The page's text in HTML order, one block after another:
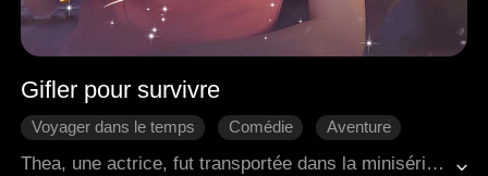
Gifler pour survivre
Voyager dans le temps Comédie
Aventure
Romance moderne
Thea, une actrice, fut transportée dans la minisérie tragique qu'elle avait autrefois interprétée, pour se retrouver à son sombre dénouement, son personnage mort. Alors que d'autres se faisaient choyer dans leurs nouveaux mondes, Thea fut tuée de 99 façons différentes. Furieuse, elle prit les choses en main. La machiavélique fausse héritière reçut une gifle, sa mère biologique ignorante une autre, et l'acteur principal minable une volée furieuse. Mais alors, un bel inconnu doux apparut de nulle part. Thea décida qu'elle l'aurait aussi. Précipitée dans ce monde absurdement dramatique, elle résolut de s'emparer de son beau compagnon et de renverser quiconque se dresserait sur son chemin.